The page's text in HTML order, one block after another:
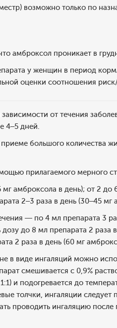
возможно только по
амброксол проникает в
у женщин в период
оценки соотношения
от течения
4–5 дней.
большого количества
прилагаемого мерного
амброксола в день); от 2
2–3 раза в день (30–45 мг
— по 4 мл препарата 3
до 8 мл препарата 2 раза
2 раза в день (60 мг
в виде ингаляций можно
смешивается с 0,9%
и подогревается до
толчки, ингаляции
проводить ингаляцию после